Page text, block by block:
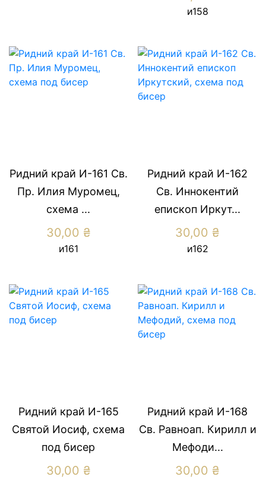
и158
Ридний край И-161 Св.
Пр. Илия Муромец,
схема ...
30,00 ₴
и161
Ридний край И-162
Св. Иннокентий
епископ Иркут...
30,00 ₴
и162
Ридний край И-165
Святой Иосиф, схема
под бисер
30,00 ₴
Ридний край И-168
Св. Равноап. Кирилл и
Мефоди...
30,00 ₴